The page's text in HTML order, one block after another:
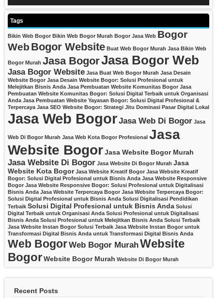
Tags
Bikin Web Bogor Bikin Web Bogor Murah Bogor Jasa Web Bogor
Web Bogor Website Buat Web Bogor Murah Jasa Bikin Web
Bogor Murah Jasa BogorJasa Bogor Web
Jasa Bogor Website Jasa Buat Web Bogor Murah Jasa Desain
Website Bogor Jasa Desain Website Bogor: Solusi Profesional untuk
Melejitkan Bisnis Anda Jasa Pembuatan Website Komunitas Bogor Jasa
Pembuatan Website Komunitas Bogor: Solusi Digital Terbaik untuk Organisasi
Anda Jasa Pembuatan Website Yayasan Bogor: Solusi Digital Profesional &
Terpercaya Jasa SEO Website Bogor: Strategi Jitu Dominasi Pasar Digital Lokal
Jasa Web BogorJasa Web Di Bogor Jasa
Web Di Bogor Murah Jasa Web Kota Bogor Profesional Jasa
Website BogorJasa Website Bogor Murah
Jasa Website Di Bogor Jasa Website Di Bogor Murah Jasa
Website Kota Bogor Jasa Website Kreatif Bogor Jasa Website Kreatif
Bogor: Solusi Digital Profesional untuk Bisnis Anda Jasa Website Responsive
Bogor Jasa Website Responsive Bogor: Solusi Profesional untuk Digitalisasi
Bisnis Anda Jasa Website Terpercaya Bogor Jasa Website Terpercaya Bogor:
Solusi Digital Profesional untuk Bisnis Anda Solusi Digitalisasi Pendidikan
Terbaik Solusi Digital Profesional untuk Bisnis Anda Solusi
Digital Terbaik untuk Organisasi Anda Solusi Profesional untuk Digitalisasi
Bisnis Anda Solusi Profesional untuk Melejitkan Bisnis Anda Solusi Terbaik
Jasa Website Instan Bogor Solusi Terbaik Jasa Website Instan Bogor untuk
Transformasi Digital Bisnis Anda untuk Transformasi Digital Bisnis Anda
Web BogorWeb Bogor MurahWebsite
BogorWebsite Bogor Murah Website Di Bogor Murah
Recent Posts